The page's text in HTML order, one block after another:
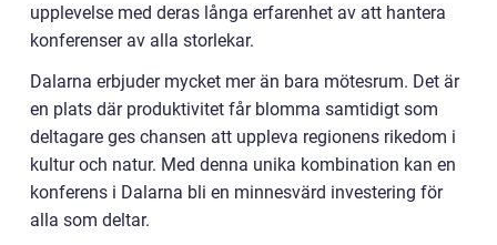
upplevelse med deras långa erfarenhet av att hantera
konferenser av alla storlekar.
Dalarna erbjuder mycket mer än bara mötesrum. Det är
en plats där produktivitet får blomma samtidigt som
deltagare ges chansen att uppleva regionens rikedom i
kultur och natur. Med denna unika kombination kan en
konferens i Dalarna bli en minnesvärd investering för
alla som deltar.